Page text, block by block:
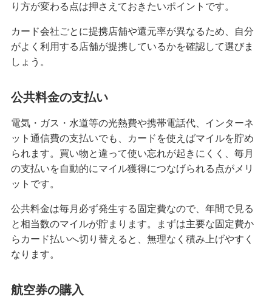
り方が変わる点は押さえておきたいポイントです。
カード会社ごとに提携店舗や還元率が異なるため、自分
がよく利用する店舗が提携しているかを確認して選びま
しょう。
公共料金の支払い
電気・ガス・水道等の光熱費や携帯電話代、インターネ
ット通信費の支払いでも、カードを使えばマイルを貯め
られます。買い物と違って使い忘れが起きにくく、毎月
の支払いを自動的にマイル獲得につなげられる点がメリ
ットです。
公共料金は毎月必ず発生する固定費なので、年間で見る
と相当数のマイルが貯まります。まずは主要な固定費か
らカード払いへ切り替えると、無理なく積み上げやすく
なります。
航空券の購入